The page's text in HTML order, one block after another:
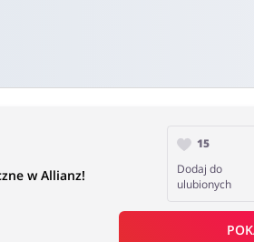
w Allianz!
15
Dodaj do
ulubionych